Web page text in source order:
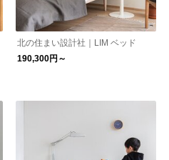
北の住まい設計社｜LIM ベッド
190,300円～